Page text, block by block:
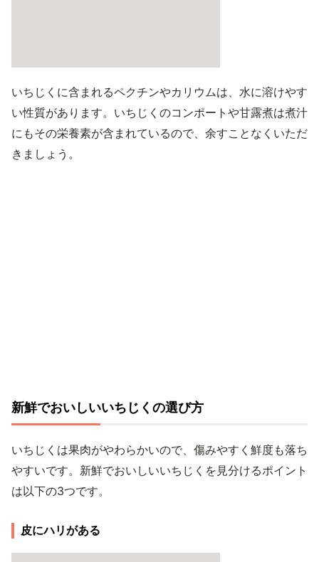
いちじくに含まれるペクチンやカリウムは、水に溶けやす
い性質があります。いちじくのコンポートや甘露煮は煮汁
にもその栄養素が含まれているので、余すことなくいただ
きましょう。
新鮮でおいしいいちじくの選び方
いちじくは果肉がやわらかいので、傷みやすく鮮度も落ち
やすいです。新鮮でおいしいいちじくを見分けるポイント
は以下の3つです。
皮にハリがある